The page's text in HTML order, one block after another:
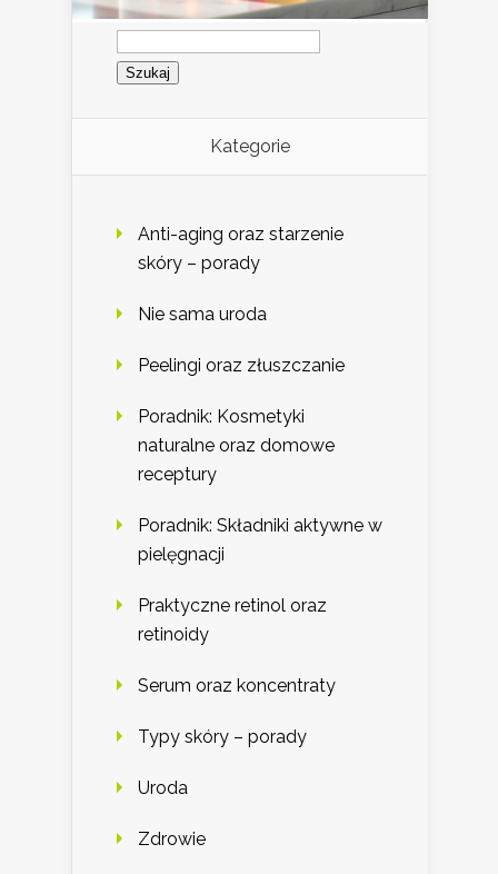
Szukaj:
Kategorie
Anti-aging oraz starzenie
skóry – porady
Nie sama uroda
Peelingi oraz złuszczanie
Poradnik: Kosmetyki
naturalne oraz domowe
receptury
Poradnik: Składniki aktywne w
pielęgnacji
Praktyczne retinol oraz
retinoidy
Serum oraz koncentraty
Typy skóry – porady
Uroda
Zdrowie